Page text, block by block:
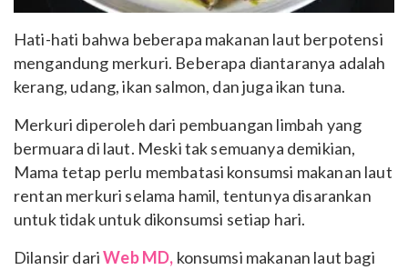
Hati-hati bahwa beberapa makanan laut berpotensi
mengandung merkuri. Beberapa diantaranya adalah
kerang, udang, ikan salmon, dan juga ikan tuna.
Merkuri diperoleh dari pembuangan limbah yang
bermuara di laut. Meski tak semuanya demikian,
Mama tetap perlu membatasi konsumsi makanan laut
rentan merkuri selama hamil, tentunya disarankan
untuk tidak untuk dikonsumsi setiap hari.
Dilansir dariWeb MD, konsumsi makanan laut bagi